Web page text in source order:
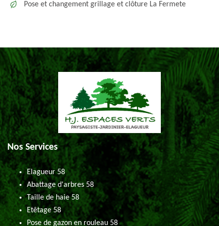
Pose et changement grillage et clôture La Fermete
Nos Services
Elagueur 58
Abattage d'arbres 58
Taille de haie 58
Etêtage 58
Pose de gazon en rouleau 58